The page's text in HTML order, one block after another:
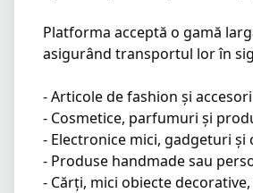
Platforma acceptă o gamă
asigurând transportul lor în
- Articole de fashion și
- Cosmetice, parfumuri și
- Electronice mici, gadgeturi și
- Produse handmade sau
- Cărți, mici obiecte